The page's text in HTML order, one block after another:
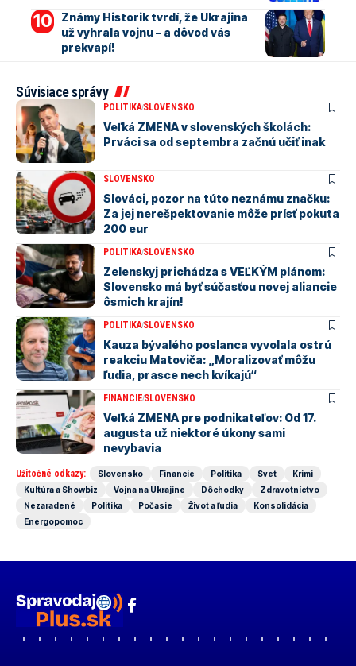
Známy Historik tvrdí, že Ukrajina
už vyhrala vojnu – a dôvod vás
prekvapí!
Súvisiace správy
POLITIKASLOVENSKO
Veľká ZMENA v slovenských školách:
Prváci sa od septembra začnú učiť inak
SLOVENSKO
Slováci, pozor na túto neznámu značku:
Za jej nerešpektovanie môže prísť pokuta
200 eur
POLITIKASLOVENSKO
Zelenskyj prichádza s VEĽKÝM plánom:
Slovensko má byť súčasťou novej aliancie
ôsmich krajín!
POLITIKASLOVENSKO
Kauza bývalého poslanca vyvolala ostrú
reakciu Matoviča: „Moralizovať môžu
ľudia, prasce nech kvíkajú“
FINANCIESLOVENSKO
Veľká ZMENA pre podnikateľov: Od 17.
augusta už niektoré úkony sami
nevybavia
Užitočné odkazy: Slovensko Financie Politika Svet
Krimi
Kultúra a Showbiz
Vojna na Ukrajine Dôchodky
Zdravotníctvo
Nezaradené
Politika Počasie Život a ľudia
Konsolidácia
Energopomoc